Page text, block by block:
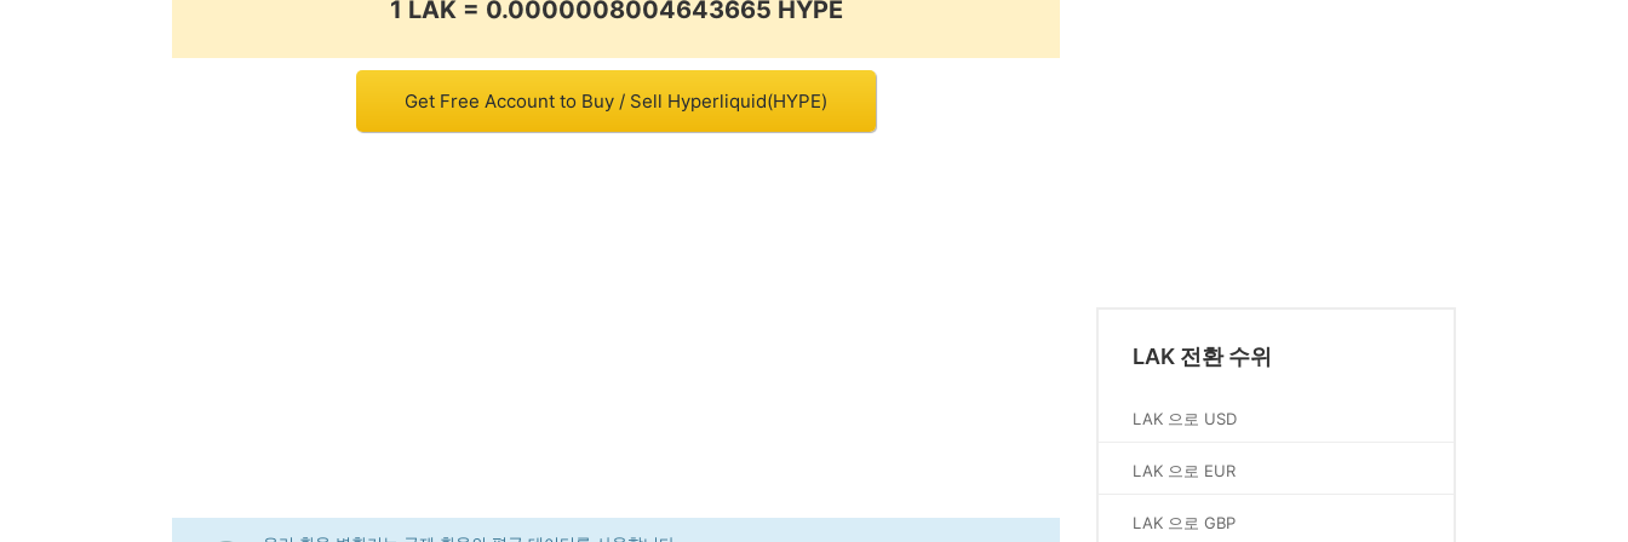
1 LAK = 0.0000008004643665 HYPE
Get Free Account to Buy / Sell Hyperliquid(HYPE)
LAK 전환 수위
LAK 으로 USD
LAK 으로 EUR
LAK 으로 GBP